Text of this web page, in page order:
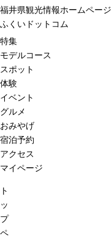
福井県観光情報ホームページ
ふくいドットコム
特集
モデルコース
スポット
体験
イベント
グルメ
おみやげ
宿泊予約
アクセス
マイページ
ト
ッ
プ
ペ